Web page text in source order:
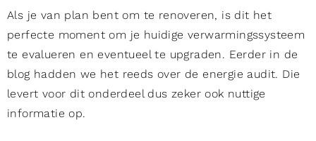
Als je van plan bent om te renoveren, is dit het
perfecte moment om je huidige verwarmingssysteem
te evalueren en eventueel te upgraden. Eerder in de
blog hadden we het reeds over de energie audit. Die
levert voor dit onderdeel dus zeker ook nuttige
informatie op.